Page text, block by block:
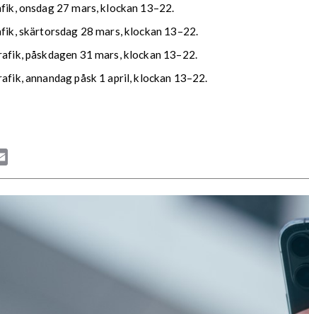
onsdag 27 mars, klockan 13–22.
skärtorsdag 28 mars, klockan 13–22.
påskdagen 31 mars, klockan 13–22.
annandag påsk 1 april, klockan 13–22.